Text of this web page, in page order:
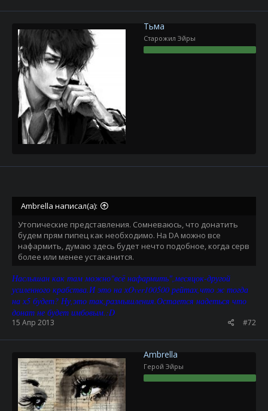
Тьма
Старожил Эйры
Ambrella написал(а):
Утопические представления. Сомневаюсь, что донатить
будем прям пипец как необходимо. На DA можно все
нафармить, думаю здесь будет нечто подобное, когда серв
более или менее устаканится.
Наслышан как там можно"всё нафармить",месяцок-другой
усиленного крабства.И это на хOver100500 рейтах,что ж тогда
на х5 будет? Ну,это так,размышления.Остается надеться что
донат не будет имбовым.:D
15 Апр 2013 #72
Ambrella
Герой Эйры